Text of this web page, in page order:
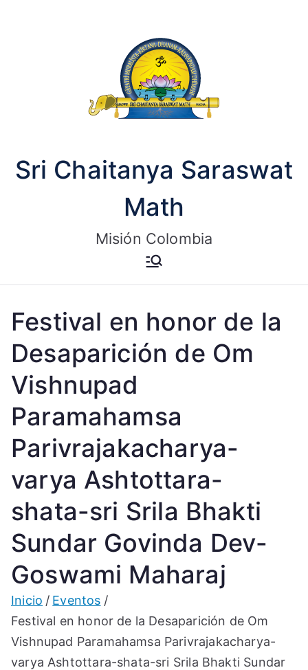
Sri Chaitanya Saraswat
Math
Misión Colombia
Festival en honor de la
Desaparición de Om
Vishnupad
Paramahamsa
Parivrajakacharya-
varya Ashtottara-
shata-sri Srila Bhakti
Sundar Govinda Dev-
Goswami Maharaj
Inicio
Eventos
Festival en honor de la Desaparición de Om
Vishnupad Paramahamsa Parivrajakacharya-
varya Ashtottara-shata-sri Srila Bhakti Sundar